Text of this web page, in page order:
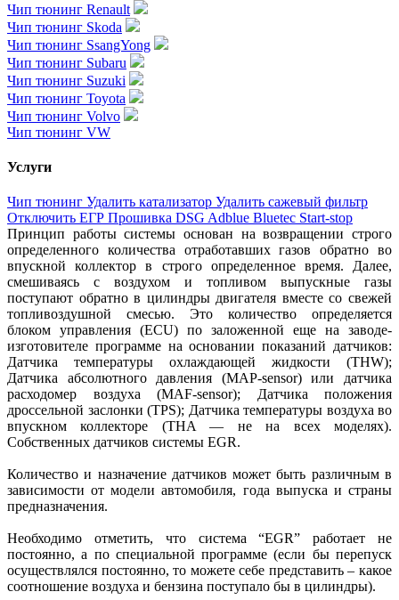
Чип тюнинг Renault
Чип тюнинг Skoda
Чип тюнинг SsangYong
Чип тюнинг Subaru
Чип тюнинг Suzuki
Чип тюнинг Toyota
Чип тюнинг Volvo
Чип тюнинг VW
Услуги
Чип тюнинг Удалить катализатор Удалить сажевый фильтр
Отключить ЕГР Прошивка DSG Adblue Bluetec Start-stop
Принцип работы системы основан на возвращении строго
определенного количества отработавших газов обратно во
впускной коллектор в строго определенное время. Далее,
смешиваясь с воздухом и топливом выпускные газы
поступают обратно в цилиндры двигателя вместе со свежей
топливоздушной смесью. Это количество определяется
блоком управления (ECU) по заложенной еще на заводе-
изготовителе программе на основании показаний датчиков:
Датчика температуры охлаждающей жидкости (THW);
Датчика абсолютного давления (MAP-sensor) или датчика
расходомер воздуха (MAF-sensor); Датчика положения
дроссельной заслонки (TPS); Датчика температуры воздуха во
впускном коллекторе (THA — не на всех моделях).
Собственных датчиков системы EGR.
Количество и назначение датчиков может быть различным в
зависимости от модели автомобиля, года выпуска и страны
предназначения.
Необходимо отметить, что система “EGR” работает не
постоянно, а по специальной программе (если бы перепуск
осуществлялся постоянно, то можете себе представить – какое
соотношение воздуха и бензина поступало бы в цилиндры).